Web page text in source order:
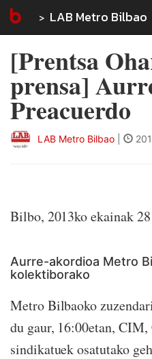
LAB Metro Bilbao
[Prentsa
prensa]
Preacuerdo
LAB Metro Bilbao
Bilbo, 2013ko ekainak 28
Aurre-akordioa Metro
kolektiborako
Metro Bilbaoko
du gaur, 16:00etan,
sindikatuek osatutako